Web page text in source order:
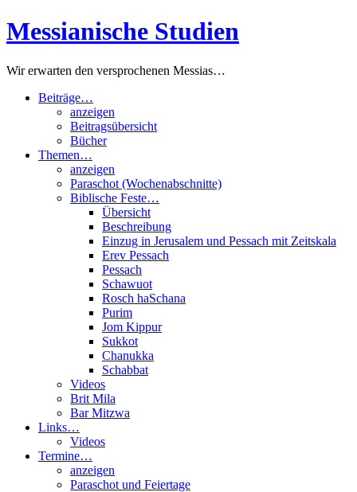
Zum
Inhalt
Messianische Studien
Wir erwarten den versprochenen Messias…
Beiträge…
anzeigen
Beitragsübersicht
Bücher
Themen…
anzeigen
Paraschot (Wochenabschnitte)
Biblische Feste…
Übersicht
Beschreibung
Einzug in Jerusalem und Pessach mit Zeitskala
Erev Pessach
Pessach
Schawuot
Rosch haSchana
Purim
Jom Kippur
Sukkot
Chanukka
Schabbat
Videos
Brit Mila
Bar Mitzwa
Links…
Videos
Termine…
anzeigen
Paraschot und Feiertage